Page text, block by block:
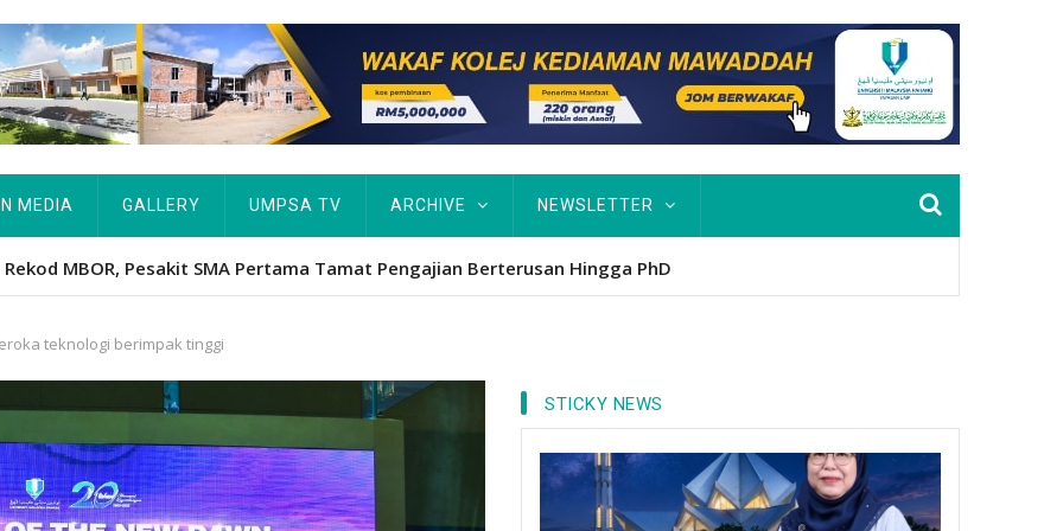
IN MEDIA GALLERY UMPSA TV ARCHIVE NEWSLETTER
academic excellence to PhD earns historic MBOR recognitio
teknologi berimpak tinggi
STICKY NEWS